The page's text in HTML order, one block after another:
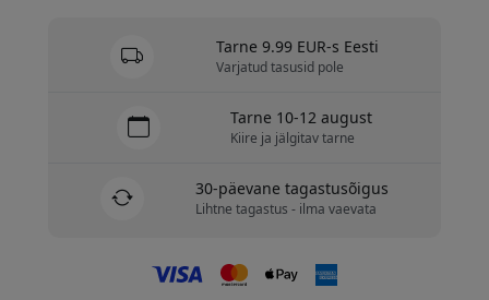
Tarne 9.99 EUR-s Eesti
Varjatud tasusid pole
Tarne 10-12 august
Kiire ja jälgitav tarne
30-päevane tagastusõigus
Lihtne tagastus - ilma vaevata